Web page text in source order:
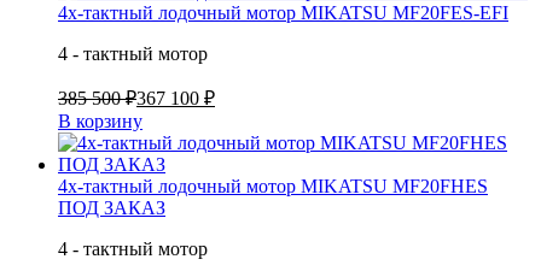
4х-тактный лодочный мотор MIKATSU MF20FES-EFI
4 - тактный мотор
385 500 ₽367 100 ₽
В корзину
4х-тактный лодочный мотор MIKATSU MF20FHES
ПОД ЗАКАЗ
4 - тактный мотор